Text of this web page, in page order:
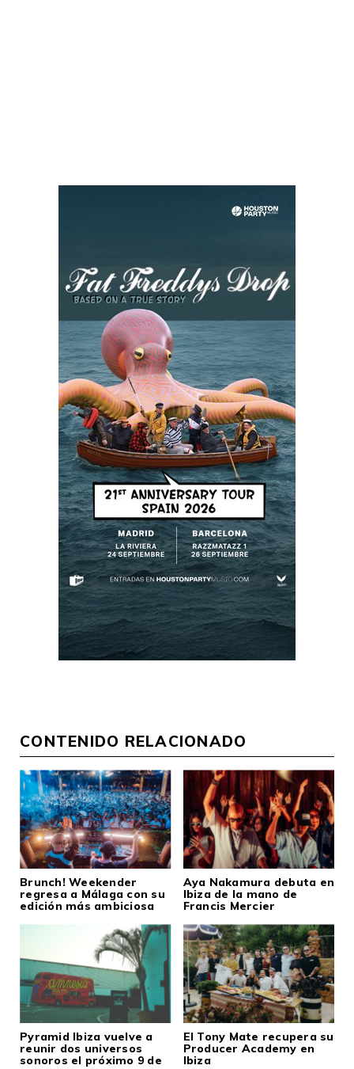
CONTENIDO RELACIONADO
Brunch! Weekender
regresa a Málaga con su
edición más ambiciosa
Aya Nakamura debuta en
Ibiza de la mano de
Francis Mercier
Pyramid Ibiza vuelve a
reunir dos universos
sonoros el próximo 9 de
El Tony Mate recupera su
Producer Academy en
Ibiza